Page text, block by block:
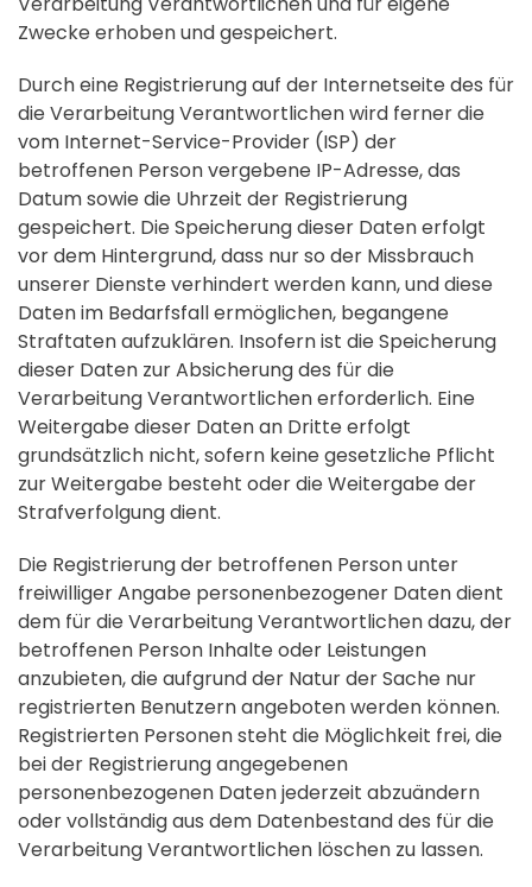
Zwecke erhoben und gespeichert.
Durch eine Registrierung auf der Internetseite des für
die Verarbeitung Verantwortlichen wird ferner die
vom Internet-Service-Provider (ISP) der
betroffenen Person vergebene IP-Adresse, das
Datum sowie die Uhrzeit der Registrierung
gespeichert. Die Speicherung dieser Daten erfolgt
vor dem Hintergrund, dass nur so der Missbrauch
unserer Dienste verhindert werden kann, und diese
Daten im Bedarfsfall ermöglichen, begangene
Straftaten aufzuklären. Insofern ist die Speicherung
dieser Daten zur Absicherung des für die
Verarbeitung Verantwortlichen erforderlich. Eine
Weitergabe dieser Daten an Dritte erfolgt
grundsätzlich nicht, sofern keine gesetzliche Pflicht
zur Weitergabe besteht oder die Weitergabe der
Strafverfolgung dient.
Die Registrierung der betroffenen Person unter
freiwilliger Angabe personenbezogener Daten dient
dem für die Verarbeitung Verantwortlichen dazu, der
betroffenen Person Inhalte oder Leistungen
anzubieten, die aufgrund der Natur der Sache nur
registrierten Benutzern angeboten werden können.
Registrierten Personen steht die Möglichkeit frei, die
bei der Registrierung angegebenen
personenbezogenen Daten jederzeit abzuändern
oder vollständig aus dem Datenbestand des für die
Verarbeitung Verantwortlichen löschen zu lassen.